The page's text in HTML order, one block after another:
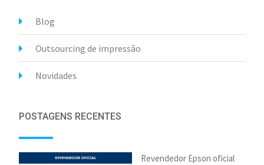
Blog
Outsourcing de impressão
Novidades
POSTAGENS RECENTES
Revendedor Epson oficial